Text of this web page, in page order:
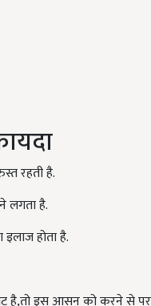
रहती है.
लगता है.
होता है.
है,तो इस आसन को करने से